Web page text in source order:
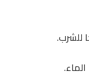
للشرب.